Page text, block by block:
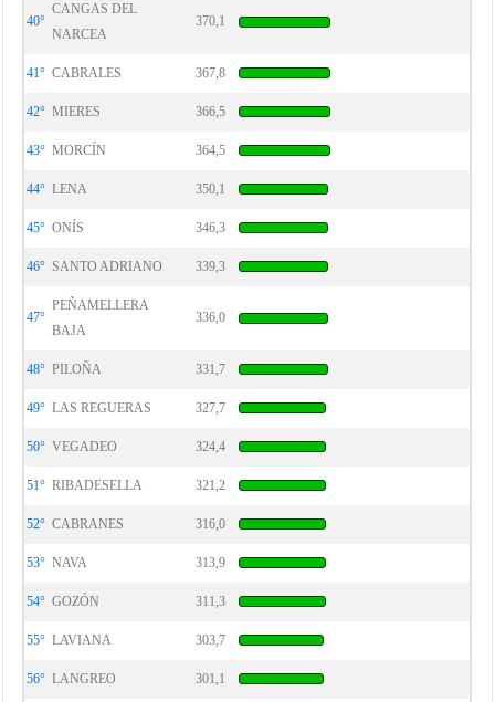
40°
CANGAS DEL
NARCEA
370,1
41° CABRALES 367,8
42° MIERES 366,5
43° MORCÍN 364,5
44° LENA 350,1
45° ONÍS 346,3
46° SANTO ADRIANO 339,3
47°
PEÑAMELLERA
BAJA
336,0
48° PILOÑA 331,7
49° LAS REGUERAS 327,7
50° VEGADEO 324,4
51° RIBADESELLA 321,2
52° CABRANES 316,0
53° NAVA 313,9
54° GOZÓN 311,3
55° LAVIANA 303,7
56° LANGREO 301,1